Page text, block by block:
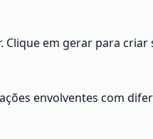
em gerar para criar
envolventes com